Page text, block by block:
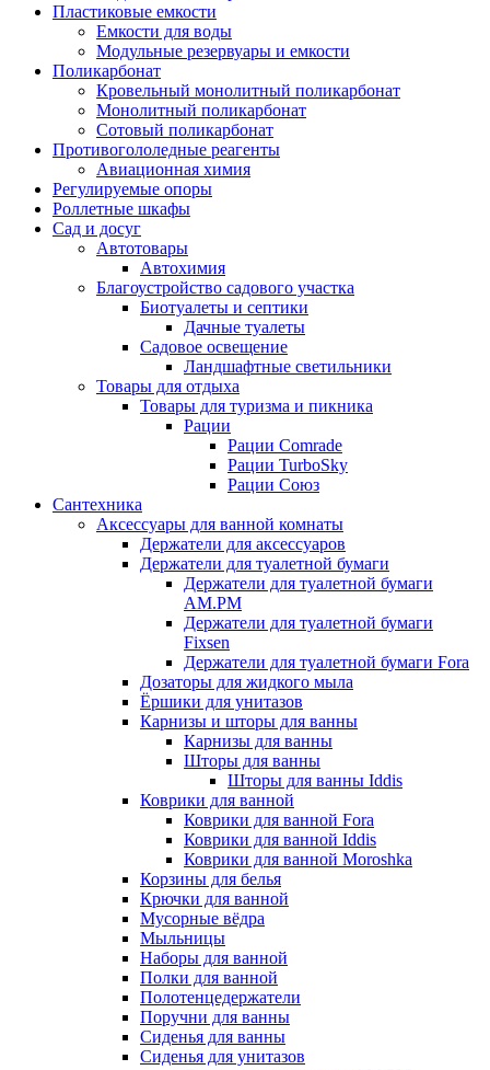
Пластиковые емкости
Емкости для воды
Модульные резервуары и емкости
Поликарбонат
Кровельный монолитный поликарбонат
Монолитный поликарбонат
Сотовый поликарбонат
Противогололедные реагенты
Авиационная химия
Регулируемые опоры
Роллетные шкафы
Сад и досуг
Автотовары
Автохимия
Благоустройство садового участка
Биотуалеты и септики
Дачные туалеты
Садовое освещение
Ландшафтные светильники
Товары для отдыха
Товары для туризма и пикника
Рации
Рации Comrade
Рации TurboSky
Рации Союз
Сантехника
Аксессуары для ванной комнаты
Держатели для аксессуаров
Держатели для туалетной бумаги
Держатели для туалетной бумаги
AM.PM
Держатели для туалетной бумаги
Fixsen
Держатели для туалетной бумаги Fora
Дозаторы для жидкого мыла
Ёршики для унитазов
Карнизы и шторы для ванны
Карнизы для ванны
Шторы для ванны
Шторы для ванны Iddis
Коврики для ванной
Коврики для ванной Fora
Коврики для ванной Iddis
Коврики для ванной Moroshka
Корзины для белья
Крючки для ванной
Мусорные вёдра
Мыльницы
Наборы для ванной
Полки для ванной
Полотенцедержатели
Поручни для ванны
Сиденья для ванны
Сиденья для унитазов